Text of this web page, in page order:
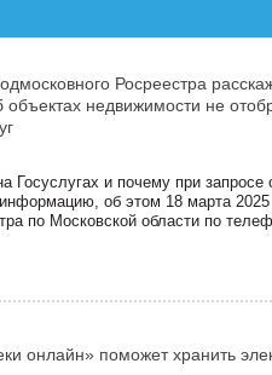
Росреестра
недвижимости не
Госуслугах и почему при запросе
об этом 18 марта 2025
по Московской области по
онлайн» поможет хранить